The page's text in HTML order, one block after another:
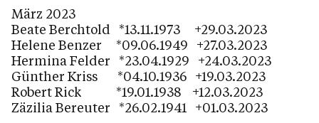
März 2023
Beate Berchtold *13.11.1973 +29.03.2023
Helene Benzer *09.06.1949 +27.03.2023
Hermina Felder *23.04.1929 +24.03.2023
Günther Kriss *04.10.1936 +19.03.2023
Robert Rick *19.01.1938 +12.03.2023
Zäzilia Bereuter *26.02.1941 +01.03.2023